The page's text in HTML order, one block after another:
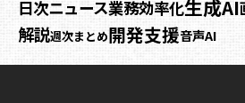
日次ニュース業務効率化生成AI
解説週次まとめ開発支援音声AI